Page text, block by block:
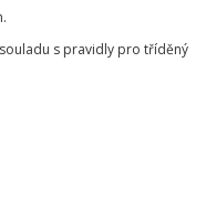
s pravidly pro tříděný